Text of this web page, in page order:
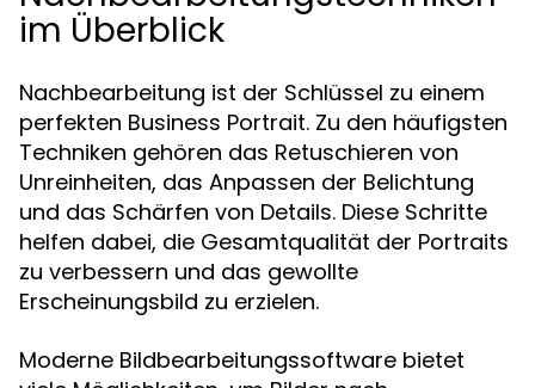
im Überblick
Nachbearbeitung ist der Schlüssel zu einem
perfekten Business Portrait. Zu den häufigsten
Techniken gehören das Retuschieren von
Unreinheiten, das Anpassen der Belichtung
und das Schärfen von Details. Diese Schritte
helfen dabei, die Gesamtqualität der Portraits
zu verbessern und das gewollte
Erscheinungsbild zu erzielen.
Moderne Bildbearbeitungssoftware bietet